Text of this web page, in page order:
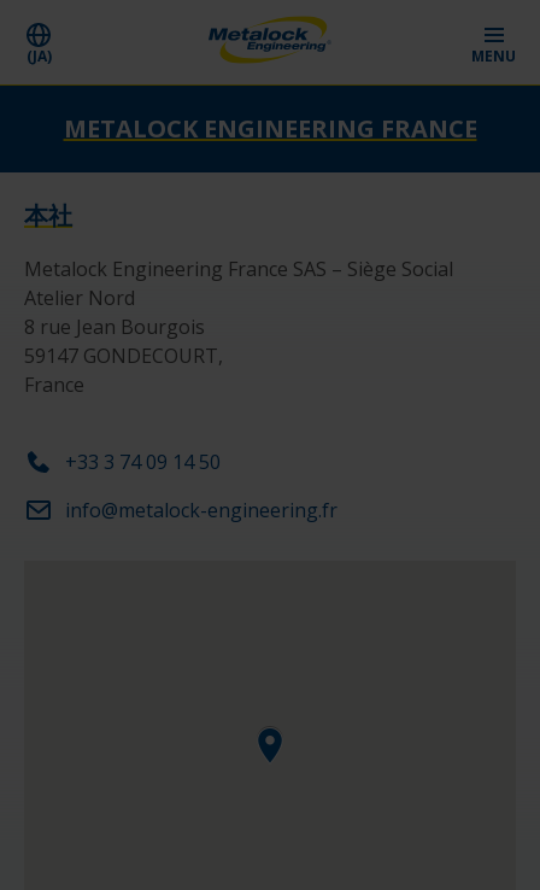
(JA) MENU
METALOCK ENGINEERING FRANCE
本社
Metalock Engineering France SAS – Siège Social
Atelier Nord
8 rue Jean Bourgois
59147 GONDECOURT,
France
+33 3 74 09 14 50
info@metalock-engineering.fr